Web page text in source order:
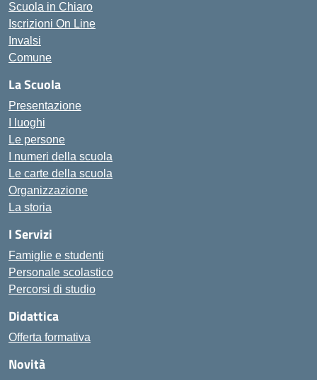
Scuola in Chiaro
Iscrizioni On Line
Invalsi
Comune
La Scuola
Presentazione
I luoghi
Le persone
I numeri della scuola
Le carte della scuola
Organizzazione
La storia
I Servizi
Famiglie e studenti
Personale scolastico
Percorsi di studio
Didattica
Offerta formativa
Novità